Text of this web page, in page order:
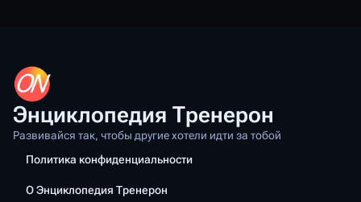
Энциклопедия Тренерон
Развивайся так, чтобы другие хотели идти за тобой
Политика конфиденциальности
О Энциклопедия Тренерон